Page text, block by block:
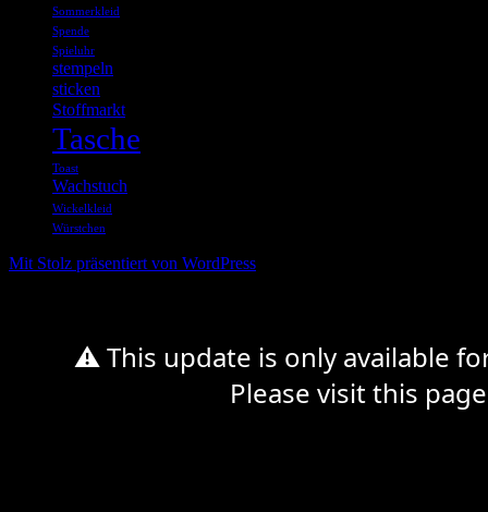
Sommerkleid
Spende
Spieluhr
stempeln
sticken
Stoffmarkt
Tasche
Toast
Wachstuch
Wickelkleid
Würstchen
Mit Stolz präsentiert von WordPress
⚠ This update is only available
Please visit this